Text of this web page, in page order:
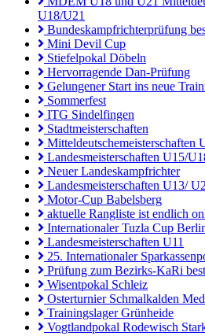
U18/U21
Bundeskampfrichterprüfung
Mini Devil Cup
Stiefelpokal Döbeln
Hervorragende Dan-Prüfung
Gelungener Start ins neue
Sommerfest
ITG Sindelfingen
Stadtmeisterschaften
Mitteldeutschemeisterschaften
Landesmeisterschaften U15/
Neuer Landeskampfrichter
Landesmeisterschaften U13/
Motor-Cup Babelsberg
aktuelle Rangliste ist endlich
Internationaler Tuzla Cup
Landesmeisterschaften U11
25. Internationaler
Prüfung zum Bezirks-KaRi
Wisentpokal Schleiz
Osterturnier Schmalkalden
Trainingslager Grünheide
Vogtlandpokal Rodewisch